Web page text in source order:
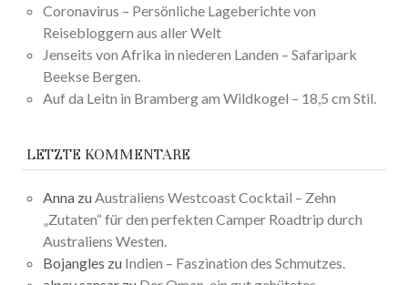
Coronavirus – Persönliche Lageberichte von
Reisebloggern aus aller Welt
Jenseits von Afrika in niederen Landen – Safaripark
Beekse Bergen.
Auf da Leitn in Bramberg am Wildkogel – 18,5 cm Stil.
LETZTE KOMMENTARE
Anna zuAustraliens Westcoast Cocktail – Zehn
„Zutaten“ für den perfekten Camper Roadtrip durch
Australiens Westen.
Bojangles zu Indien – Faszination des Schmutzes.